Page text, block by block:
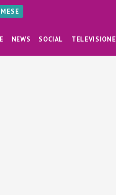
NEWS SOCIAL TELEVISIONE